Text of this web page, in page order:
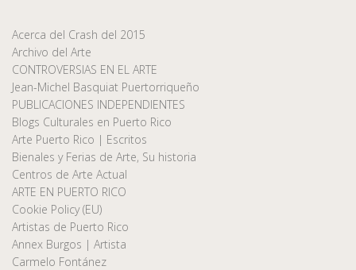
Acerca del Crash del 2015
Archivo del Arte
CONTROVERSIAS EN EL ARTE
Jean-Michel Basquiat Puertorriqueño
PUBLICACIONES INDEPENDIENTES
Blogs Culturales en Puerto Rico
Arte Puerto Rico | Escritos
Bienales y Ferias de Arte, Su historia
Centros de Arte Actual
ARTE EN PUERTO RICO
Cookie Policy (EU)
Artistas de Puerto Rico
Annex Burgos | Artista
Carmelo Fontánez